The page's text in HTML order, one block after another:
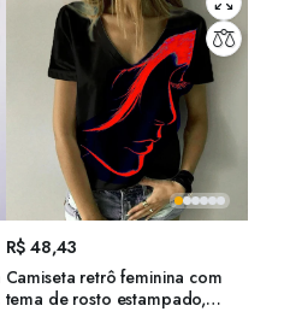
R$ 48,43
Camiseta retrô feminina com
tema de rosto estampado,